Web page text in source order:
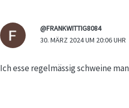
@FRANKWITTIG8084
30. MÄRZ 2024 UM 20:06 UHR
Ich esse regelmässig schweine